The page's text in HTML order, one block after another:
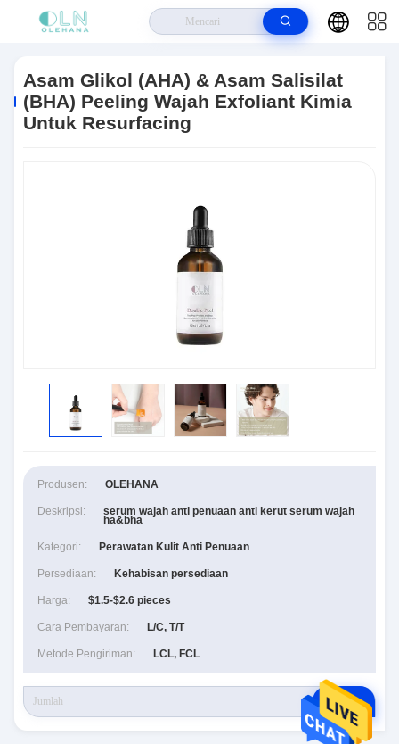
Asam Salisilat (BHA) Peeling Wajah Exfoliant Kimia Untuk Resurfacing
Asam Glikol (AHA) & Asam Salisilat
(BHA) Peeling Wajah Exfoliant Kimia
Untuk Resurfacing
Produsen: OLEHANA
Deskripsi: serum wajah anti penuaan anti kerut serum wajah
ha&bha
Kategori: Perawatan Kulit Anti Penuaan
Persediaan: Kehabisan persediaan
Harga: $1.5-$2.6 pieces
Cara Pembayaran: L/C, T/T
Metode Pengiriman: LCL, FCL
RFQ